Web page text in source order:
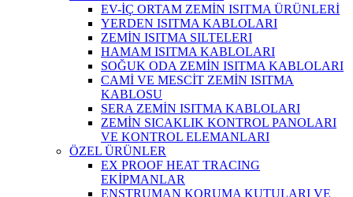
EV-İÇ ORTAM ZEMİN ISITMA ÜRÜNLERİ
YERDEN ISITMA KABLOLARI
ZEMİN ISITMA SILTELERI
HAMAM ISITMA KABLOLARI
SOĞUK ODA ZEMİN ISITMA KABLOLARI
CAMİ VE MESCİT ZEMİN ISITMA
KABLOSU
SERA ZEMİN ISITMA KABLOLARI
ZEMİN SICAKLIK KONTROL PANOLARI
VE KONTROL ELEMANLARI
ÖZEL ÜRÜNLER
EX PROOF HEAT TRACING
EKİPMANLAR
ENSTRUMAN KORUMA KUTULARI VE